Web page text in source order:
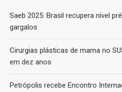
Saeb 2025: Brasil recupera nível
gargalos
Cirurgias plásticas de mama no
em dez anos
Petrópolis recebe Encontro